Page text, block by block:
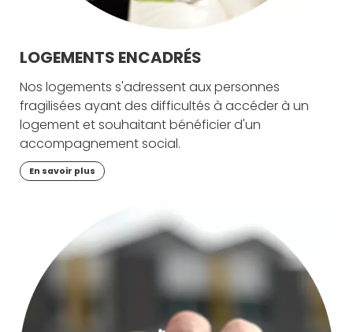
LOGEMENTS ENCADRÉS
Nos logements s'adressent aux personnes
fragilisées ayant des difficultés à accéder à un
logement et souhaitant bénéficier d'un
accompagnement social.
En savoir plus